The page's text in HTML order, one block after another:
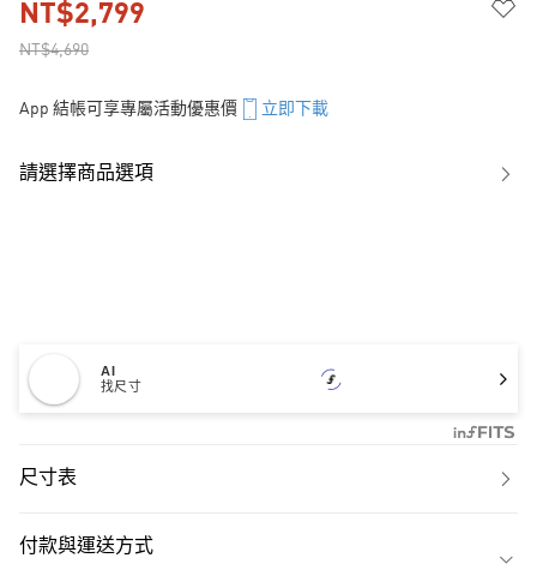
NT$4,690
NT$2,799
App 結帳可享專屬活動優惠價 立即下載
請選擇商品選項
AI
找尺寸
尺寸表
付款與運送方式